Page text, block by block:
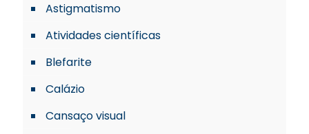
Astigmatismo
Atividades científicas
Blefarite
Calázio
Cansaço visual